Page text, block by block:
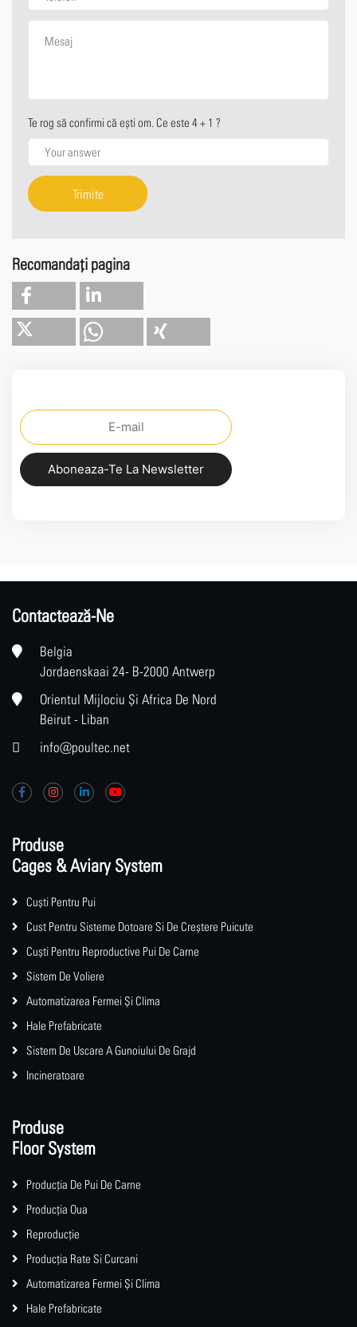
Te rog să confirmi că ești om. Ce este 4 + 1 ?
Trimite
Recomandați pagina
Aboneaza-Te La Newsletter
Contactează-Ne
Belgia
Jordaenskaai 24- B-2000 Antwerp
Orientul Mijlociu Și Africa De Nord
Beirut - Liban
info@poultec.net
Produse
Cages & Aviary System
Cuști Pentru Pui
Cust Pentru Sisteme Dotoare Si De Creștere Puicute
Cuști Pentru Reproductive Pui De Carne
Sistem De Voliere
Automatizarea Fermei Și Clima
Hale Prefabricate
Sistem De Uscare A Gunoiului De Grajd
Incineratoare
Produse
Floor System
Producția De Pui De Carne
Producția Oua
Reproducție
Producția Rate Si Curcani
Automatizarea Fermei Și Clima
Hale Prefabricate